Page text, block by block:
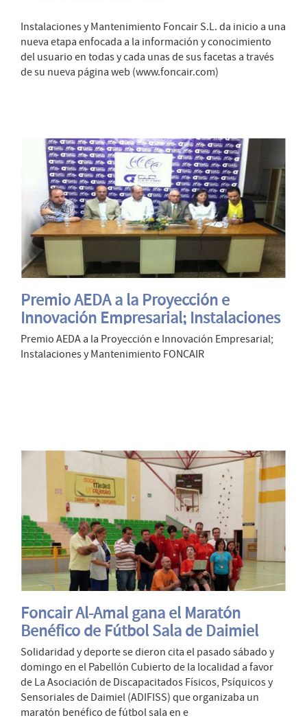
Instalaciones y Mantenimiento Foncair S.L. da inicio a una
nueva etapa enfocada a la información y conocimiento
del usuario en todas y cada unas de sus facetas a través
de su nueva página web (www.foncair.com)
Premio AEDA a la Proyección e
Innovación Empresarial; Instalaciones
y Mantenimiento FONCAIR
Premio AEDA a la Proyección e Innovación Empresarial;
Instalaciones y Mantenimiento FONCAIR
Foncair Al-Amal gana el Maratón
Benéfico de Fútbol Sala de Daimiel
Solidaridad y deporte se dieron cita el pasado sábado y
domingo en el Pabellón Cubierto de la localidad a favor
de La Asociación de Discapacitados Físicos, Psíquicos y
Sensoriales de Daimiel (ADIFISS) que organizaba un
maratón benéfico de fútbol sala en e